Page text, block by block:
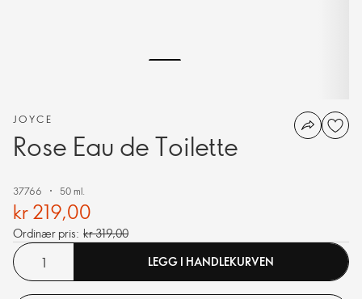
JOYCE
Rose Eau de Toilette
37766 50 ml.
kr 219,00
Ordinær pris: kr 319,00
LEGG I HANDLEKURVEN